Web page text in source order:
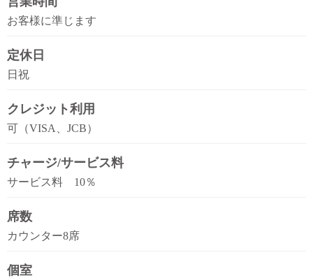
お客様に準じます
定休日
日祝
クレジット利用
可（VISA、JCB）
チャージ/サービス料
サービス料 10％
席数
カウンター8席
個室